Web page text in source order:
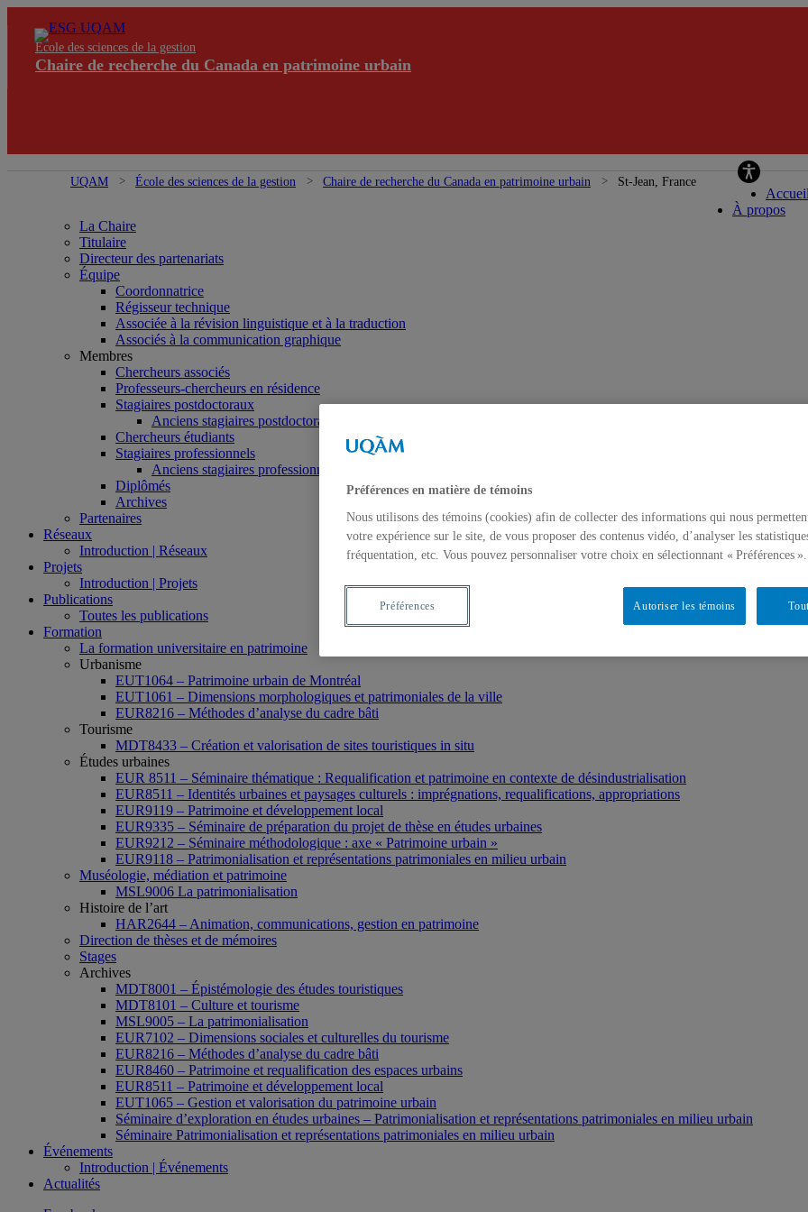
École des sciences de la gestion
Chaire de recherche du Canada en patrimoine urbain
UQAM École des sciences de la gestion Chaire de recherche du Canada en patrimoine urbain St-Jean, France
Accueil
À propos
La Chaire
Titulaire
Directeur des partenariats
Équipe
Coordonnatrice
Régisseur technique
Associée à la révision linguistique et à la traduction
Associés à la communication graphique
Membres
Chercheurs associés
Professeurs-chercheurs en résidence
Stagiaires postdoctoraux
Anciens stagiaires postdoctoraux
Chercheurs étudiants
Stagiaires professionnels
Anciens stagiaires professionnels
Diplômés
Archives
Partenaires
Réseaux
Introduction | Réseaux
Projets
Introduction | Projets
Publications
Toutes les publications
Formation
La formation universitaire en patrimoine
Urbanisme
EUT1064 – Patrimoine urbain de Montréal
EUT1061 – Dimensions morphologiques et patrimoniales de la ville
EUR8216 – Méthodes d’analyse du cadre bâti
Tourisme
MDT8433 – Création et valorisation de sites touristiques in situ
Études urbaines
EUR 8511 – Séminaire thématique : Requalification et patrimoine en contexte de désindustrialisation
EUR8511 – Identités urbaines et paysages culturels : imprégnations, requalifications, appropriations
EUR9119 – Patrimoine et développement local
EUR9335 – Séminaire de préparation du projet de thèse en études urbaines
EUR9212 – Séminaire méthodologique : axe « Patrimoine urbain »
EUR9118 – Patrimonialisation et représentations patrimoniales en milieu urbain
Muséologie, médiation et patrimoine
MSL9006 La patrimonialisation
Histoire de l’art
HAR2644 – Animation, communications, gestion en patrimoine
Direction de thèses et de mémoires
Stages
Archives
MDT8001 – Épistémologie des études touristiques
MDT8101 – Culture et tourisme
MSL9005 – La patrimonialisation
EUR7102 – Dimensions sociales et culturelles du tourisme
EUR8216 – Méthodes d’analyse du cadre bâti
EUR8460 – Patrimoine et requalification des espaces urbains
EUR8511 – Patrimoine et développement local
EUT1065 – Gestion et valorisation du patrimoine urbain
Séminaire d’exploration en études urbaines – Patrimonialisation et représentations patrimoniales en milieu urbain
Séminaire Patrimonialisation et représentations patrimoniales en milieu urbain
Événements
Introduction | Événements
Actualités
Préférences en matière de témoins
Nous utilisons des témoins (cookies) afin de collecter des informations qui nous
votre expérience sur le site, de vous proposer des contenus vidéo, d’analyser les
fréquentation, etc. Vous pouvez personnaliser votre choix en sélectionnant « Préférences ».
Autoriser les témoins
Préférences